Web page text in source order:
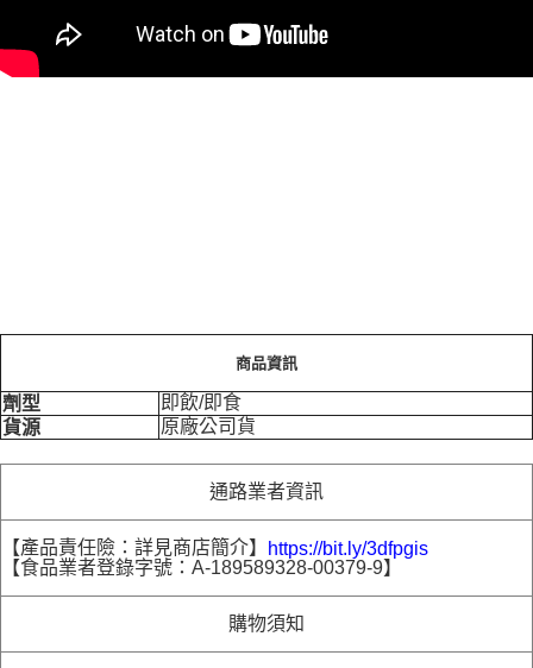
商品資訊
劑型
即飲/即食
貨源
原廠公司貨
通路業者資訊
【產品責任險：詳見商店簡介】
https://bit.ly/3dfpgis
【食品業者登錄字號：A-189589328-00379-9】
購物須知